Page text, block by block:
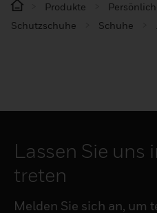
Produkte
Schutzschuhe
Schuhe
Lassen Sie uns
treten
Melden Sie sich an, um